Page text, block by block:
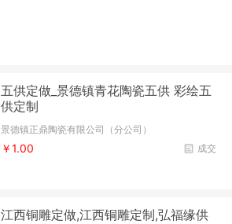
五供定做_景德镇青花陶瓷五供 彩绘五
供定制
景德镇正鼎陶瓷有限公司（分公司）
成交
￥1.00
江西铜雕定做,江西铜雕定制,弘福缘供